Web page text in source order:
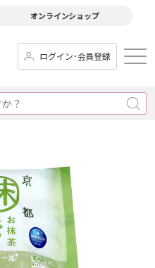
オンラインショップ
ログイン･会員登録